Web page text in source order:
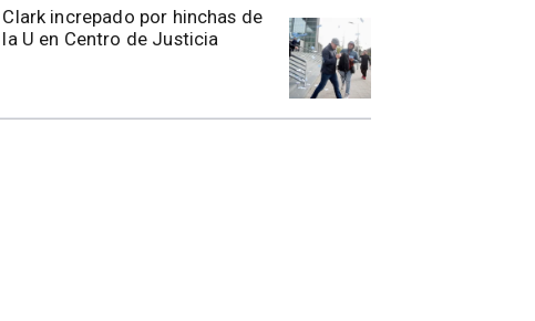
Clark increpado por hinchas de
la U en Centro de Justicia